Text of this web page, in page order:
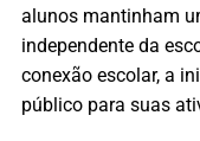
alunos mantinham
independente da
conexão escolar, a
público para suas